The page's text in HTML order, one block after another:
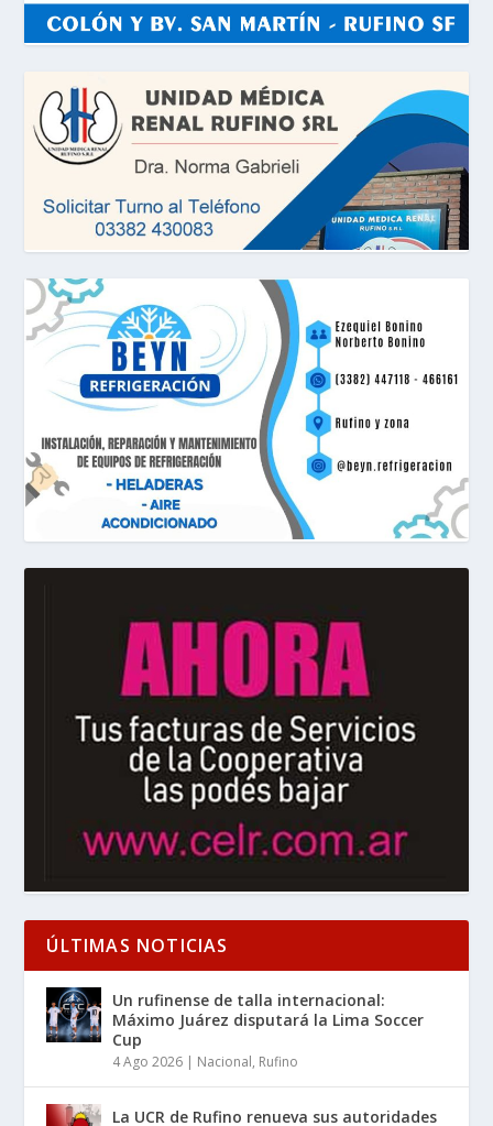
ÚLTIMAS NOTICIAS
Un rufinense de talla internacional:
Máximo Juárez disputará la Lima Soccer
Cup
4 Ago 2026 | Nacional, Rufino
La UCR de Rufino renueva sus autoridades